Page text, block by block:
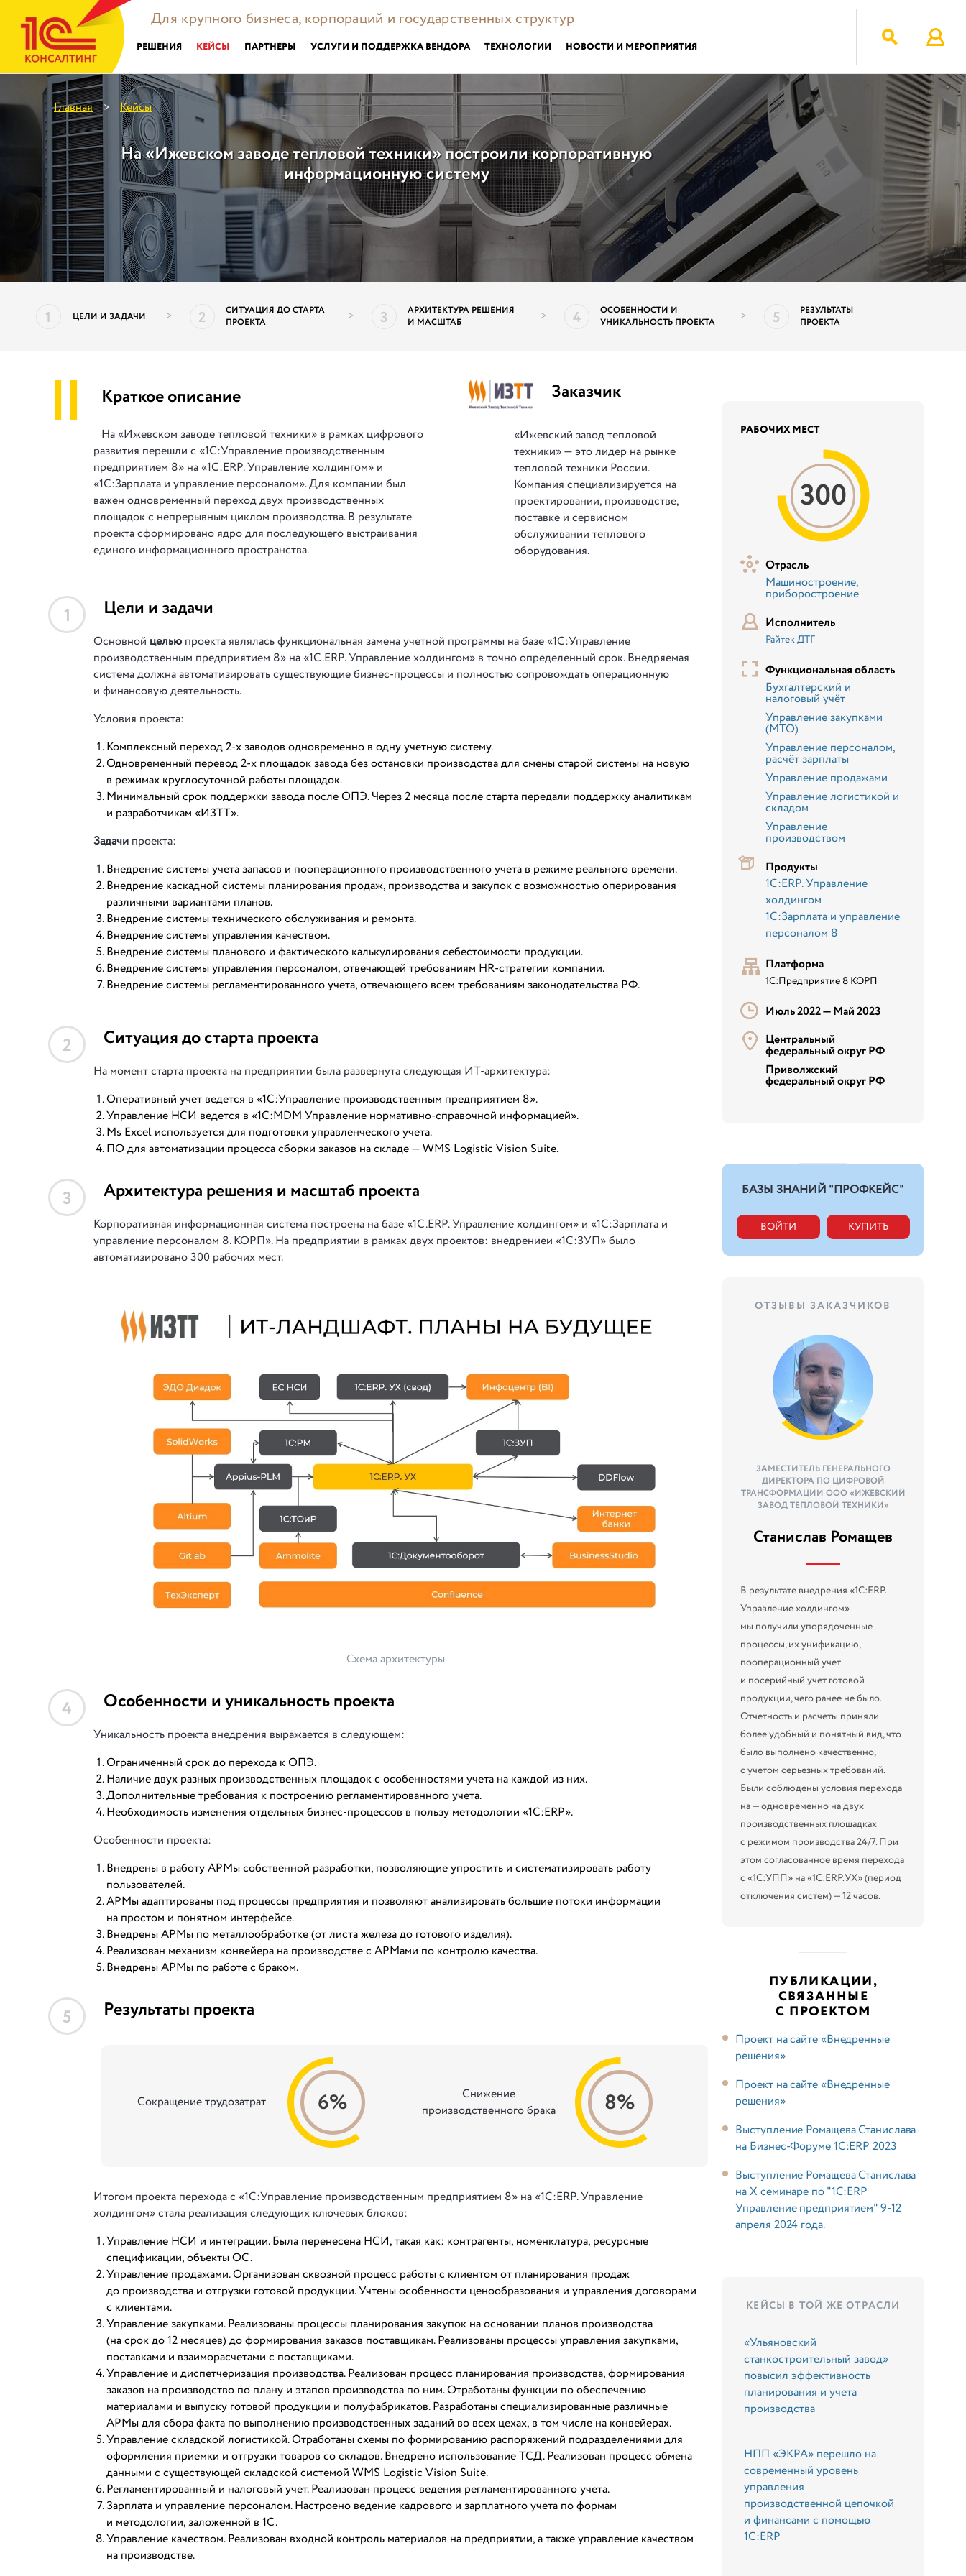
Для крупного бизнеса, корпораций и государственных структур
РЕШЕНИЯ КЕЙСЫ ПАРТНЕРЫ УСЛУГИ И ПОДДЕРЖКА ВЕНДОРА ТЕХНОЛОГИИ НОВОСТИ И МЕРОПРИЯТИЯ
Главная > Кейсы
На «Ижевском заводе тепловой техники» построили корпоративную
информационную систему
1 ЦЕЛИ И ЗАДАЧИ > 2
СИТУАЦИЯ ДО СТАРТА
ПРОЕКТА
> 3
АРХИТЕКТУРА РЕШЕНИЯ
И МАСШТАБ
> 4
ОСОБЕННОСТИ И
УНИКАЛЬНОСТЬ ПРОЕКТА
> 5
РЕЗУЛЬТАТЫ
ПРОЕКТА
|| Краткое описание
На «Ижевском заводе тепловой техники» в рамках цифрового
развития перешли с «1С:Управление производственным
предприятием 8» на «1С:ERP. Управление холдингом» и
«1С:Зарплата и управление персоналом». Для компании был
важен одновременный переход двух производственных
площадок с непрерывным циклом производства. В результате
проекта сформировано ядро для последующего выстраивания
единого информационного пространства.
Заказчик
«Ижевский завод тепловой
техники» — это лидер на рынке
тепловой техники России.
Компания специализируется на
проектировании, производстве,
поставке и сервисном
обслуживании теплового
оборудования.
1 Цели и задачи
Основной целью проекта являлась функциональная замена учетной программы на базе «1С:Управление
производственным предприятием 8» на «1С.ERP. Управление холдингом» в точно определенный срок. Внедряемая
система должна автоматизировать существующие бизнес-процессы и полностью сопровождать операционную
и финансовую деятельность.
Условия проекта:
Комплексный переход 2-х заводов одновременно в одну учетную систему.
Одновременный перевод 2-х площадок завода без остановки производства для смены старой системы на новую
в режимах круглосуточной работы площадок.
Минимальный срок поддержки завода после ОПЭ. Через 2 месяца после старта передали поддержку аналитикам
и разработчикам «ИЗТТ».
Задачи проекта:
Внедрение системы учета запасов и пооперационного производственного учета в режиме реального времени.
Внедрение каскадной системы планирования продаж, производства и закупок с возможностью оперирования
различными вариантами планов.
Внедрение системы технического обслуживания и ремонта.
Внедрение системы управления качеством.
Внедрение системы планового и фактического калькулирования себестоимости продукции.
Внедрение системы управления персоналом, отвечающей требованиям HR-стратегии компании.
Внедрение системы регламентированного учета, отвечающего всем требованиям законодательства РФ.
2 Ситуация до старта проекта
На момент старта проекта на предприятии была развернута следующая ИТ-архитектура:
Оперативный учет ведется в «1С:Управление производственным предприятием 8».
Управление НСИ ведется в «1C:MDM Управление нормативно-справочной информацией».
Ms Excel используется для подготовки управленческого учета.
ПО для автоматизации процесса сборки заказов на складе — WMS Logistic Vision Suite.
3 Архитектура решения и масштаб проекта
Корпоративная информационная система построена на базе «1С.ERP. Управление холдингом» и «1С:Зарплата и
управление персоналом 8. КОРП». На предприятии в рамках двух проектов: внедрениеи «1С:ЗУП» было
автоматизировано 300 рабочих мест.
Схема архитектуры
4 Особенности и уникальность проекта
Уникальность проекта внедрения выражается в следующем:
Ограниченный срок до перехода к ОПЭ.
Наличие двух разных производственных площадок с особенностями учета на каждой из них.
Дополнительные требования к построению регламентированного учета.
Необходимость изменения отдельных бизнес-процессов в пользу методологии «1С:ERP».
Особенности проекта:
Внедрены в работу АРМы собственной разработки, позволяющие упростить и систематизировать работу
пользователей.
АРМы адаптированы под процессы предприятия и позволяют анализировать большие потоки информации
на простом и понятном интерфейсе.
Внедрены АРМы по металлообработке (от листа железа до готового изделия).
Реализован механизм конвейера на производстве с АРМами по контролю качества.
Внедрены АРМы по работе с браком.
5 Результаты проекта
Сокращение трудозатрат 6%
Снижение
производственного брака
8%
Итогом проекта перехода с «1С:Управление производственным предприятием 8» на «1С:ERP. Управление
холдингом» стала реализация следующих ключевых блоков:
Управление НСИ и интеграции. Была перенесена НСИ, такая как: контрагенты, номенклатура, ресурсные
спецификации, объекты ОС.
Управление продажами. Организован сквозной процесс работы с клиентом от планирования продаж
до производства и отгрузки готовой продукции. Учтены особенности ценообразования и управления договорами
с клиентами.
Управление закупками. Реализованы процессы планирования закупок на основании планов производства
(на срок до 12 месяцев) до формирования заказов поставщикам. Реализованы процессы управления закупками,
поставками и взаиморасчетами с поставщиками.
Управление и диспетчеризация производства. Реализован процесс планирования производства, формирования
заказов на производство по плану и этапов производства по ним. Отработаны функции по обеспечению
материалами и выпуску готовой продукции и полуфабрикатов. Разработаны специализированные различные
АРМы для сбора факта по выполнению производственных заданий во всех цехах, в том числе на конвейерах.
Управление складской логистикой. Отработаны схемы по формированию распоряжений подразделениями для
оформления приемки и отгрузки товаров со складов. Внедрено использование ТСД. Реализован процесс обмена
данными с существующей складской системой WMS Logistic Vision Suite.
Регламентированный и налоговый учет. Реализован процесс ведения регламентированного учета.
Зарплата и управление персоналом. Настроено ведение кадрового и зарплатного учета по формам
и методологии, заложенной в 1С.
Управление качеством. Реализован входной контроль материалов на предприятии, а также управление качеством
на производстве.
РАБОЧИХ МЕСТ
300
Отрасль
Машиностроение,
приборостроение
Исполнитель
Райтек ДТГ
Функциональная область
Бухгалтерский и
налоговый учёт
Управление закупками
(МТО)
Управление персоналом,
расчёт зарплаты
Управление продажами
Управление логистикой и
складом
Управление
производством
Продукты
1С:ERP. Управление
холдингом
1С:Зарплата и управление
персоналом 8
Платформа
1С:Предприятие 8 КОРП
Июль 2022 —Май 2023
Центральный
федеральный округ РФ
Приволжский
федеральный округ РФ
БАЗЫ ЗНАНИЙ "ПРОФКЕЙС"
ВОЙТИ КУПИТЬ
ОТЗЫВЫ ЗАКАЗЧИКОВ
ЗАМЕСТИТЕЛЬ ГЕНЕРАЛЬНОГО
ДИРЕКТОРА ПО ЦИФРОВОЙ
ТРАНСФОРМАЦИИ ООО «ИЖЕВСКИЙ
ЗАВОД ТЕПЛОВОЙ ТЕХНИКИ»
Станислав Ромащев
В результате внедрения «1C:ERP.
Управление холдингом»
мы получили упорядоченные
процессы, их унификацию,
пооперационный учет
и посерийный учет готовой
продукции, чего ранее не было.
Отчетность и расчеты приняли
более удобный и понятный вид, что
было выполнено качественно,
с учетом серьезных требований.
Были соблюдены условия перехода
на — одновременно на двух
производственных площадках
с режимом производства 24/7. При
этом согласованное время перехода
с «1С:УПП» на «1С:ERP.УХ» (период
отключения систем) — 12 часов.
ПУБЛИКАЦИИ,
СВЯЗАННЫЕ
С ПРОЕКТОМ
Проект на сайте «Внедренные
решения»
Проект на сайте «Внедренные
решения»
Выступление Ромащева Станислава
на Бизнес-Форуме 1С:ERP 2023
Выступление Ромащева Станислава
на X семинаре по "1С:ERP
Управление предприятием" 9-12
апреля 2024 года.
КЕЙСЫ В ТОЙ ЖЕ ОТРАСЛИ
«Ульяновский
станкостроительный завод»
повысил эффективность
планирования и учета
производства
НПП «ЭКРА» перешло на
современный уровень
управления
производственной цепочкой
и финансами с помощью
1С:ERP